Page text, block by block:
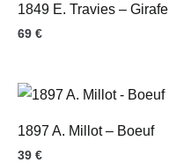
1849 E. Travies – Girafe
69 €
1897 A. Millot – Boeuf
39 €